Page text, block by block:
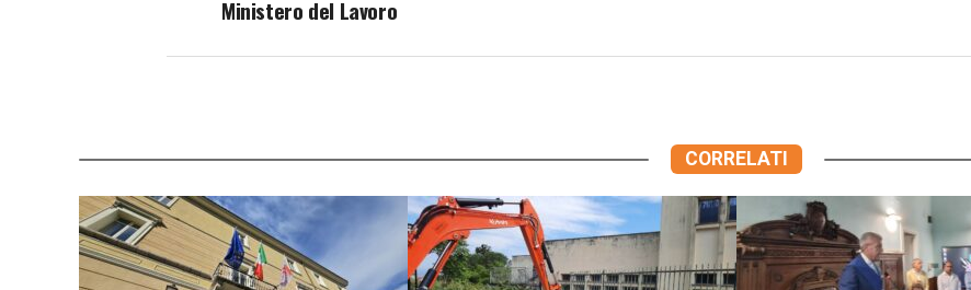
Ministero del Lavoro
CORRELATI